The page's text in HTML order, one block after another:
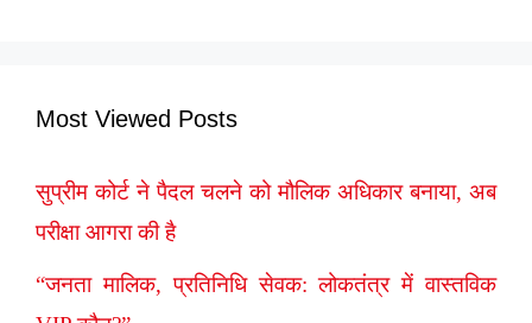
Most Viewed Posts
सुप्रीम कोर्ट ने पैदल चलने को मौलिक अधिकार बनाया, अब
परीक्षा आगरा की है
“जनता मालिक, प्रतिनिधि सेवक: लोकतंत्र में वास्तविक